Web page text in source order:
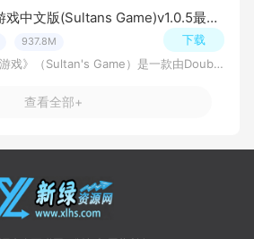
苏丹的游戏中文版(Sultans Game)v1.0.5最新版
937.8M
《苏丹的游戏》（Sultan's Game）是一款由Double Cross（双头龙工作室）开发、2P Games发行的叙事驱动型策略卡牌角色扮演游戏。游戏于2025年3月31日在PC（Steam）平台正式发行，并计划于2026年7月24日推出移动版。
下载
查看全部+